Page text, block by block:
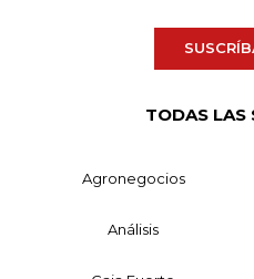
TODAS LAS
Agronegocios
Análisis